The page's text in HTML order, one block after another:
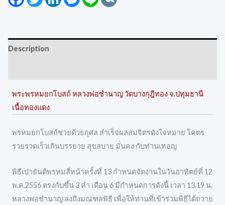
Description
พระพรหมยกโบสถ์ หลวงพ่อชำนาญ วัดบางกุฎีทอง จ.ปทุมธานี
เนื้อทองแดง
พรหมยกโบสถ์ช่วยด้วยกุศล สำเร็จผลสมจิตรดังใจหมาย โคตร
รวยรวดเร็วเกินบรรยาย สุขสบาย มั่นคง กับท่านเทอญ
พิธีเป่ายันต์พรหมสี่หน้าครั้งที่ 13 กำหนดจัดงานในวันอาทิตย์ที่ 12
พ.ค.2556 ตรงกับขึ้น 3 ค่ำ เดือน 6 มีกำหนดการดังนี้ เวลา 13.19 น.
หลวงพ่อชำนาญ ลงถึงมณฑลพิธี เพื่อให้ท่านที่เข้าร่วมพิธีได้ถวาย